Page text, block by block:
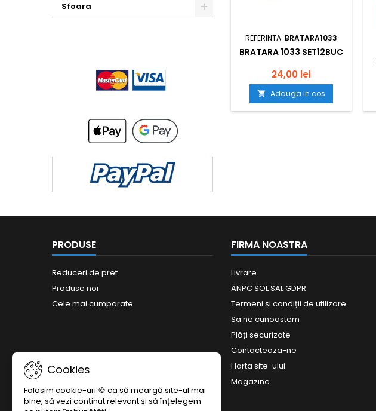
Sfoara
REFERINTA: BRATARA1033
BRATARA 1033 SET12BUC
24,00 lei
 Adauga in cos
PRODUSE
Reduceri de pret
Produse noi
Cele mai cumparate
FIRMA NOASTRA
Livrare
ANPC SOL SAL GDPR
Termeni și condiții de utilizare
Sa ne cunoastem
Plăți securizate
Contacteaza-ne
Harta site-ului
Magazine
Cookies
Folosim cookie-uri 🍪 ca să meargă site-ul mai
bine, să vezi conținut relevant și să înțelegem